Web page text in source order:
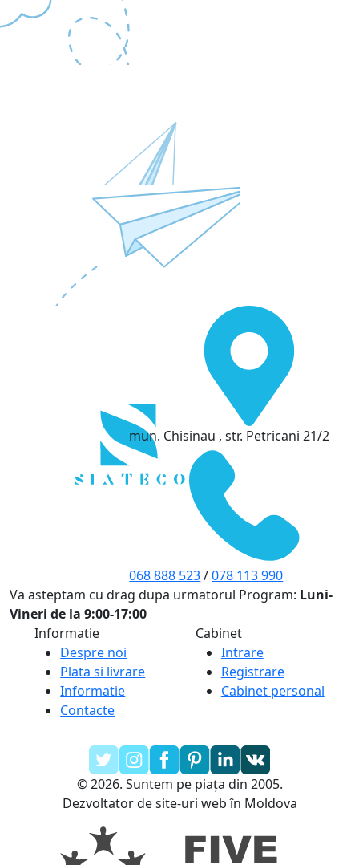
mun. Chisinau , str. Petricani 21/2
068 888 523/078 113 990
Va asteptam cu drag dupa urmatorul Program: Luni-
Vineri de la 9:00-17:00
Informatie
Despre noi
Plata si livrare
Informatie
Contacte
Cabinet
Intrare
Registrare
Cabinet personal
© 2026. Suntem pe piața din 2005.
Dezvoltator de site-uri web în Moldova